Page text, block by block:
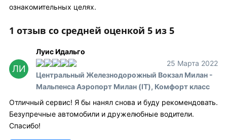
ознакомительных целях.
1 отзыв со средней оценкой 5 из 5
ЛИ
Луис Идальго
25 Марта 2022
Центральный Железнодорожный Вокзал Милан -
Мальпенса Аэропорт Милан (IT), Комфорт класс
Отличный сервис! Я бы нанял снова и буду рекомендовать.
Безупречные автомобили и дружелюбные водители.
Спасибо!